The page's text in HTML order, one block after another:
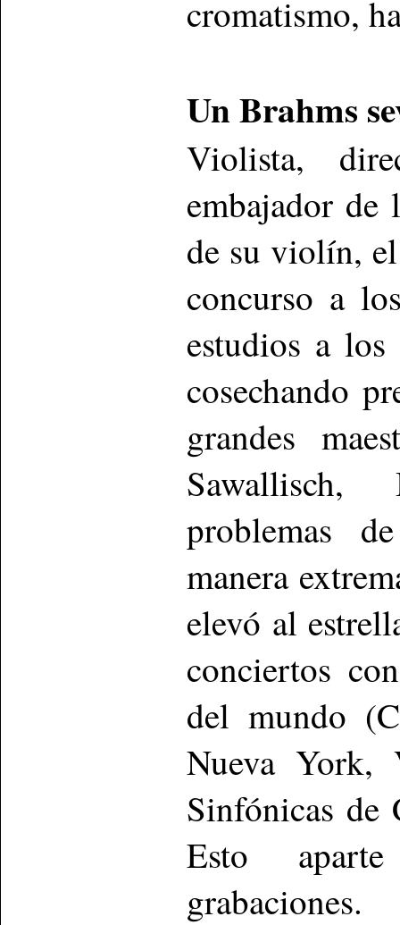
cromatismo,
Un Brahms
Violista,
embajador
de su violín,
concurso a
estudios a
cosechando
grandes
Sawallisch,
problemas
manera
elevó al
conciertos
del mundo
Nueva York,
Sinfónicas de
Esto
grabaciones.